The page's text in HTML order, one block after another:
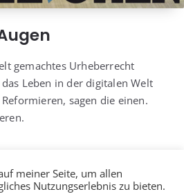
gemach­tes Urhe­ber­recht
Leben in der digi­ta­len Welt
sagen die einen.
meiner Seite, um allen
Nutzungserlebnis zu bieten.